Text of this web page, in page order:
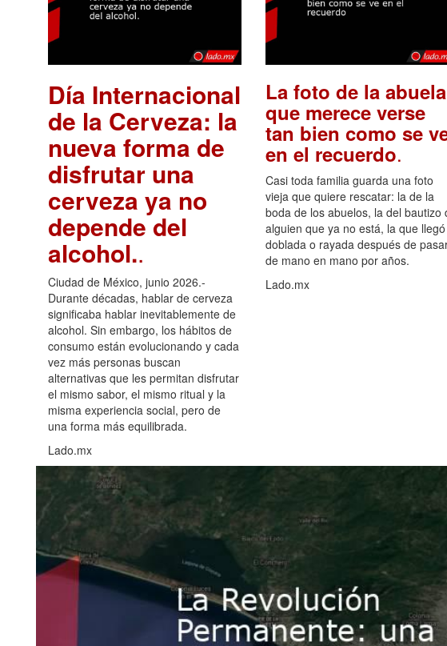
Día Internacional
de la Cerveza: la
nueva forma de
disfrutar una
cerveza ya no
depende del
alcohol..
Ciudad de México, junio 2026.-
Durante décadas, hablar de cerveza
significaba hablar inevitablemente de
alcohol. Sin embargo, los hábitos de
consumo están evolucionando y cada
vez más personas buscan
alternativas que les permitan disfrutar
el mismo sabor, el mismo ritual y la
misma experiencia social, pero de
una forma más equilibrada.
Lado.mx
La foto de la abuela
que merece verse
tan bien como se
en el recuerdo.
Casi toda familia guarda una foto
vieja que quiere rescatar: la de la
boda de los abuelos, la del bautizo
alguien que ya no está, la que llegó
doblada o rayada después de
de mano en mano por años.
Lado.mx